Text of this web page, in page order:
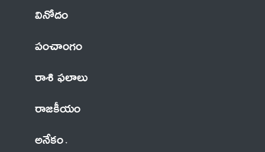
వినోదం
పంచాంగం
రాశి ఫలాలు
రాజకీయం
అనేకం